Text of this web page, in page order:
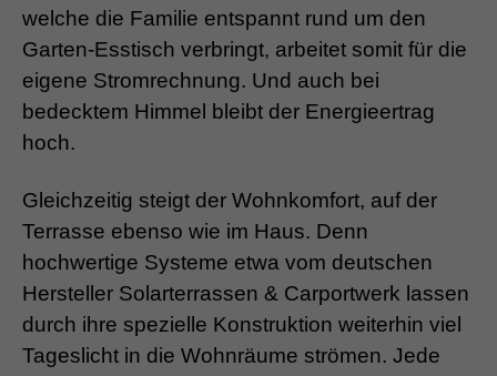
welche die Familie entspannt rund um den
Garten-Esstisch verbringt, arbeitet somit für die
eigene Stromrechnung. Und auch bei
bedecktem Himmel bleibt der Energieertrag
hoch.
Gleichzeitig steigt der Wohnkomfort, auf der
Terrasse ebenso wie im Haus. Denn
hochwertige Systeme etwa vom deutschen
Hersteller Solarterrassen & Carportwerk lassen
durch ihre spezielle Konstruktion weiterhin viel
Tageslicht in die Wohnräume strömen. Jede